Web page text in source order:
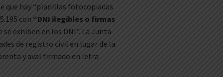
que hay “planillas fotocopiadas
con “DNI ilegibles o firmas
se exhiben en los DNI”. La Junta
de registro civil en lugar de la
y aval firmado en letra